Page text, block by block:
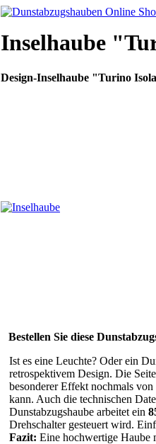
Inselhaube
Design-Inselhaube "Turino
Bestellen Sie diese
Ist es eine Leuchte? Oder ein
retrospektivem Design. Die
besonderer Effekt nochmals
kann. Auch die technischen
Dunstabzugshaube arbeitet ein
Drehschalter gesteuert wird.
Fazit: Eine hochwertige Haube